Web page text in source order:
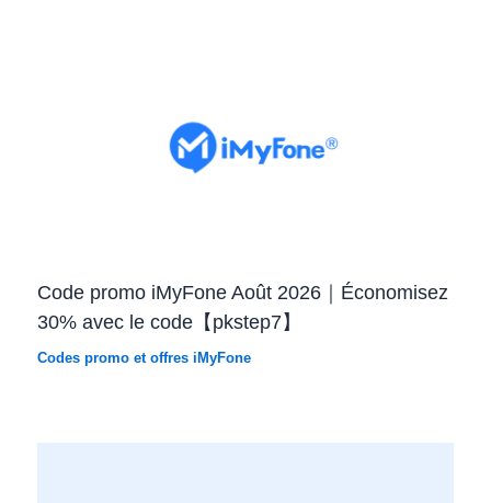
Code promo iMyFone Août 2026｜Économisez
30% avec le code【pkstep7】
Codes promo et offres iMyFone